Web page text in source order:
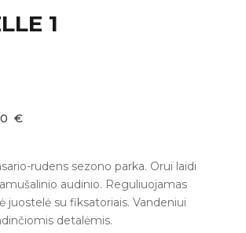
1
€
rudens sezono parka. Orui laidi
audinio. Reguliuojamas
su fiksatoriais. Vandeniui
detalėmis.